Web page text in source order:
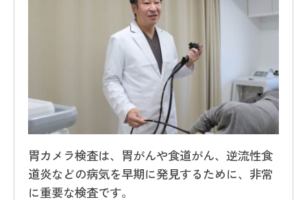
胃カメラ検査は、胃がんや食道がん、逆流性食
道炎などの病気を早期に発見するために、非常
に重要な検査です。